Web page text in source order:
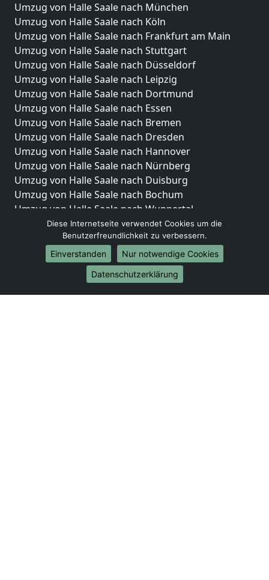
Umzug von Halle Saale nach München
Umzug von Halle Saale nach Köln
Umzug von Halle Saale nach Frankfurt am Main
Umzug von Halle Saale nach Stuttgart
Umzug von Halle Saale nach Düsseldorf
Umzug von Halle Saale nach Leipzig
Umzug von Halle Saale nach Dortmund
Umzug von Halle Saale nach Essen
Umzug von Halle Saale nach Bremen
Umzug von Halle Saale nach Dresden
Umzug von Halle Saale nach Hannover
Umzug von Halle Saale nach Nürnberg
Umzug von Halle Saale nach Duisburg
Umzug von Halle Saale nach Bochum
Umzug von Halle Saale nach Wuppertal
Umzug von Halle Saale nach Bielefeld
Umzug von Halle Saale nach Bonn
Umzug von Halle Saale nach Münster
Internationale-Umzüge
Umzug von Halle Saale nach Brasilien
Diese Internetseite verwendet Cookies um die
Benutzerfreundlichkeit zu verbessern.
Einverstanden
Nur notwendige Cookies
Datenschutzerklärung